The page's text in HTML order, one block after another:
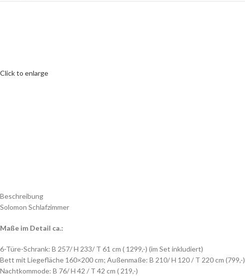
Click to enlarge
Beschreibung
Solomon Schlafzimmer
Maße im Detail ca.:
6-Türe-Schrank: B 257/ H 233/ T 61 cm ( 1299,-) (im Set inkludiert)
Bett mit Liegefläche 160×200 cm; Außenmaße: B 210/ H 120 / T 220 cm (799,-)
Nachtkommode: B 76/ H 42 / T 42 cm ( 219,-)